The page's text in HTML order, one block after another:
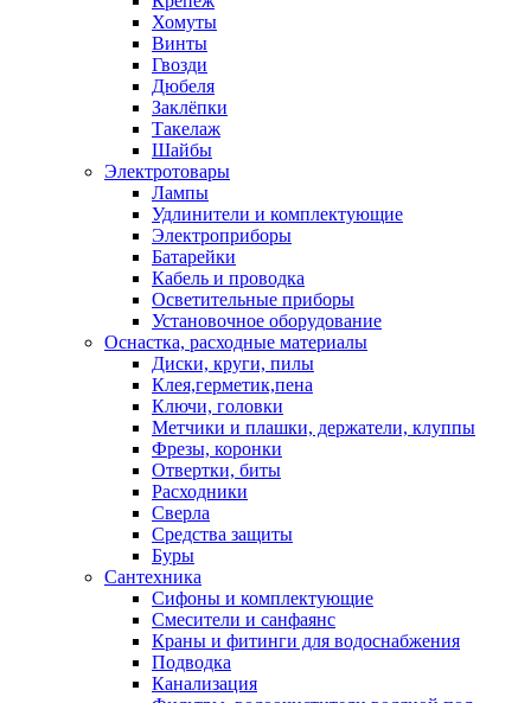
Хомуты
Винты
Гвозди
Дюбеля
Заклёпки
Такелаж
Шайбы
Электротовары
Лампы
Удлинители и комплектующие
Электроприборы
Батарейки
Кабель и проводка
Осветительные приборы
Установочное оборудование
Оснастка, расходные материалы
Диски, круги, пилы
Клея,герметик,пена
Ключи, головки
Метчики и плашки, держатели, клуппы
Фрезы, коронки
Отвертки, биты
Расходники
Сверла
Средства защиты
Буры
Сантехника
Сифоны и комплектующие
Смесители и санфаянс
Краны и фитинги для водоснабжения
Подводка
Канализация